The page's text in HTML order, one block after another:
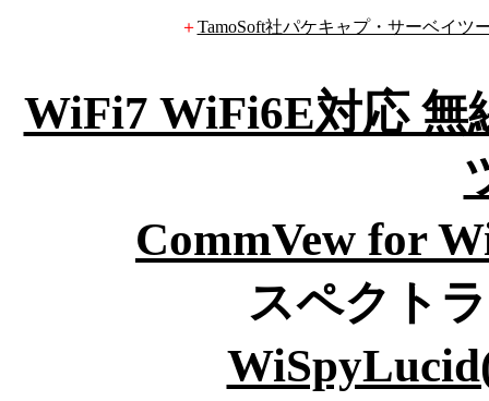
＋TamoSoft社パケキャプ・サーベイツ
WiFi7 WiFi6E対応
CommVew for
スペクト